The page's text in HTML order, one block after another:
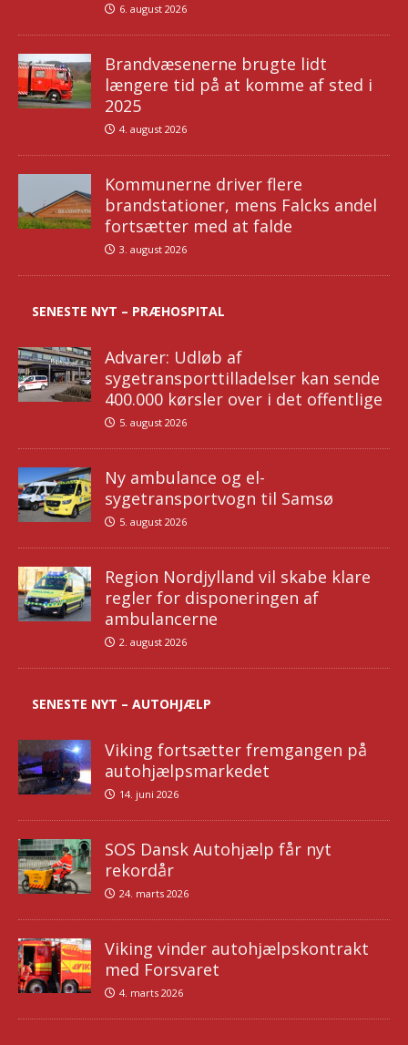
6. august 2026
Brandvæsenerne brugte lidt
længere tid på at komme af sted i
2025
4. august 2026
Kommunerne driver flere
brandstationer, mens Falcks andel
fortsætter med at falde
3. august 2026
SENESTE NYT – PRÆHOSPITAL
Advarer: Udløb af
sygetransporttilladelser kan sende
400.000 kørsler over i det offentlige
5. august 2026
Ny ambulance og el-
sygetransportvogn til Samsø
5. august 2026
Region Nordjylland vil skabe klare
regler for disponeringen af
ambulancerne
2. august 2026
SENESTE NYT – AUTOHJÆLP
Viking fortsætter fremgangen på
autohjælpsmarkedet
14. juni 2026
SOS Dansk Autohjælp får nyt
rekordår
24. marts 2026
Viking vinder autohjælpskontrakt
med Forsvaret
4. marts 2026